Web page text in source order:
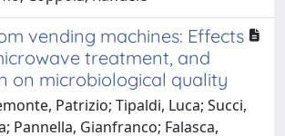
vending machines: Effects
treatment, and
on microbiological quality
Patrizio; Tipaldi, Luca; Succi,
Pannella, Gianfranco; Falasca,